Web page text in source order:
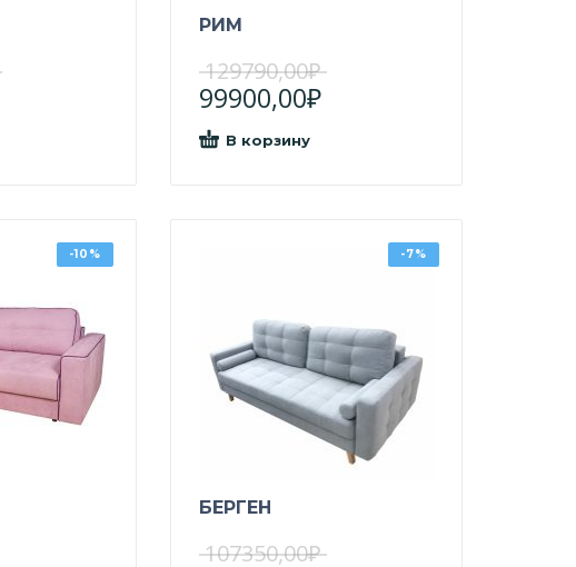
РИМ
129790,00₽
99900,00₽
В корзину
-10% -7%
БЕРГЕН
107350,00₽